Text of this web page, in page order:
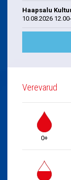
Haapsalu
10.08.2026
Verevarud
0+